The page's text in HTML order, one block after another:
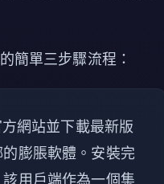
簡單三步驟流程：
網站並下載最新版
膨脹軟體。安裝完
用戶端作為一個集